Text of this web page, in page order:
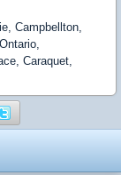
Campbellton,
Caraquet,